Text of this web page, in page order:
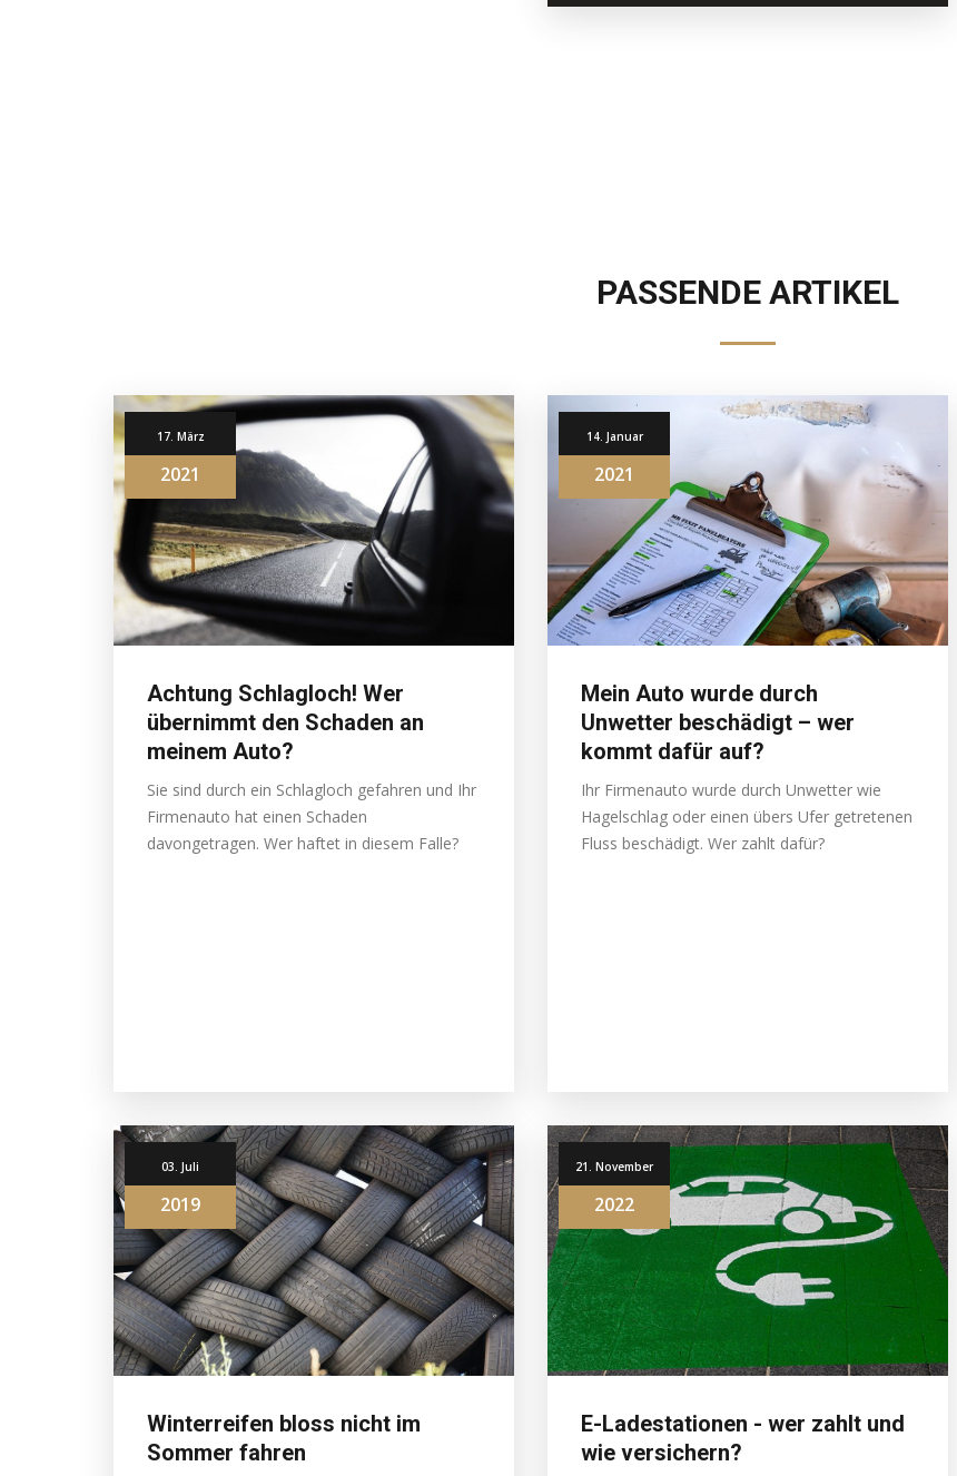
PASSENDE ARTIKEL
17. März
2021
Achtung Schlagloch! Wer
übernimmt den Schaden an
meinem Auto?
Sie sind durch ein Schlagloch gefahren und Ihr
Firmenauto hat einen Schaden
davongetragen. Wer haftet in diesem Falle?
14. Januar
2021
Mein Auto wurde durch
Unwetter beschädigt – wer
kommt dafür auf?
Ihr Firmenauto wurde durch Unwetter wie
Hagelschlag oder einen übers Ufer getretenen
Fluss beschädigt. Wer zahlt dafür?
03. Juli
2019
Winterreifen bloss nicht im
Sommer fahren
21. November
2022
E-Ladestationen - wer zahlt und
wie versichern?